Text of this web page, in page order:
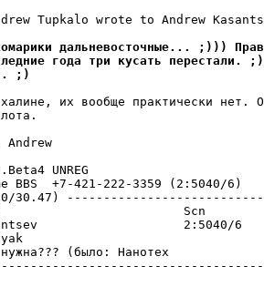
Tupkalo wrote to Andrew
дальневосточные... ;)))
года три кусать пеpестали.
;)
их вообще практически нет.
UNREG
BBS  +7-421-222-3359 (2:5040/6)
30.47)
из 1037
2:5040/6
она нyжна???